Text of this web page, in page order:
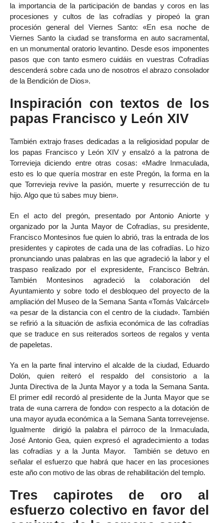
la importancia de la participación de bandas y coros en las
procesiones y cultos de las cofradías y piropeó la gran
procesión general del Viernes Santo: «En esa noche de
Viernes Santo la ciudad se transforma en auto sacramental,
en un monumental oratorio levantino. Desde esos imponentes
pasos que con tanto esmero cuidáis en vuestras Cofradías
descenderá sobre cada uno de nosotros el abrazo consolador
de la Bendición de Dios».
Inspiración con textos de los
papas Francisco y León XIV
También extrajo frases dedicadas a la religiosidad popular de
los papas Francisco y León XIV y ensalzó a la patrona de
Torrevieja diciendo entre otras cosas: «Madre Inmaculada,
esto es lo que quería mostrar en este Pregón, la forma en la
que Torrevieja revive la pasión, muerte y resurrección de tu
hijo. Algo que tú sabes muy bien».
En el acto del pregón, presentado por Antonio Aniorte y
organizado por la Junta Mayor de Cofradías, su presidente,
Francisco Montesinos fue quien lo abrió, tras la entrada de los
presidentes y capirotes de cada una de las cofradías. Lo hizo
pronunciando unas palabras en las que agradeció la labor y el
traspaso realizado por el expresidente, Francisco Beltrán.
También Montesinos agradeció la colaboración del
Ayuntamiento y sobre todo el desbloqueo del proyecto de la
ampliación del Museo de la Semana Santa «Tomás Valcárcel»
«a pesar de la distancia con el centro de la ciudad». También
se refirió a la situación de asfixia económica de las cofradías
que se traduce en sus reiterados sorteos de regalos y venta
de papeletas.
Ya en la parte final intervino el alcalde de la ciudad, Eduardo
Dolón, quien reiteró el respaldo del consistorio a la
Junta Directiva de la Junta Mayor y a toda la Semana Santa.
El primer edil recordó al presidente de la Junta Mayor que se
trata de «una carrera de fondo» con respecto a la dotación de
una mayor ayuda económica a la Semana Santa torrevejense.
Igualmente dirigió la palabra el párroco de la Inmaculada,
José Antonio Gea, quien expresó el agradecimiento a todas
las cofradías y a la Junta Mayor. También se detuvo en
señalar el esfuerzo que habrá que hacer en las procesiones
este año con motivo de las obras de rehabilitación del templo.
Tres capirotes de oro al
esfuerzo colectivo en favor del